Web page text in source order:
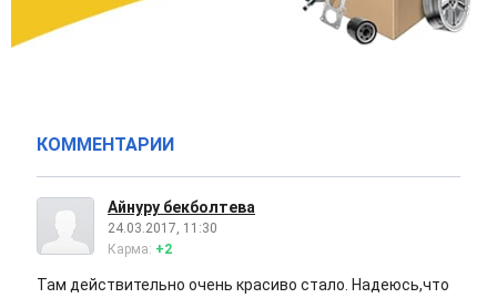
КОММЕНТАРИИ
Айнуру бекболтева
24.03.2017, 11:30
Карма: +2
Там действительно очень красиво стало. Надеюсь,что